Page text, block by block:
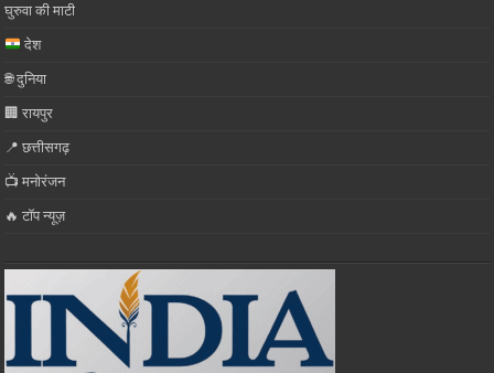
घुरुवा की माटी
देश
🌐 दुनिया
🏢 रायपुर
📍 छत्तीसगढ़
📺 मनोरंजन
🔥 टॉप न्यूज़